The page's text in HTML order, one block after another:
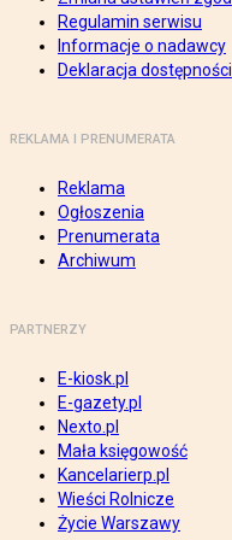
Regulamin serwisu
Informacje o nadawcy
Deklaracja dostępności
REKLAMA I PRENUMERATA
Reklama
Ogłoszenia
Prenumerata
Archiwum
PARTNERZY
E-kiosk.pl
E-gazety.pl
Nexto.pl
Mała księgowość
Kancelarierp.pl
Wieści Rolnicze
Życie Warszawy